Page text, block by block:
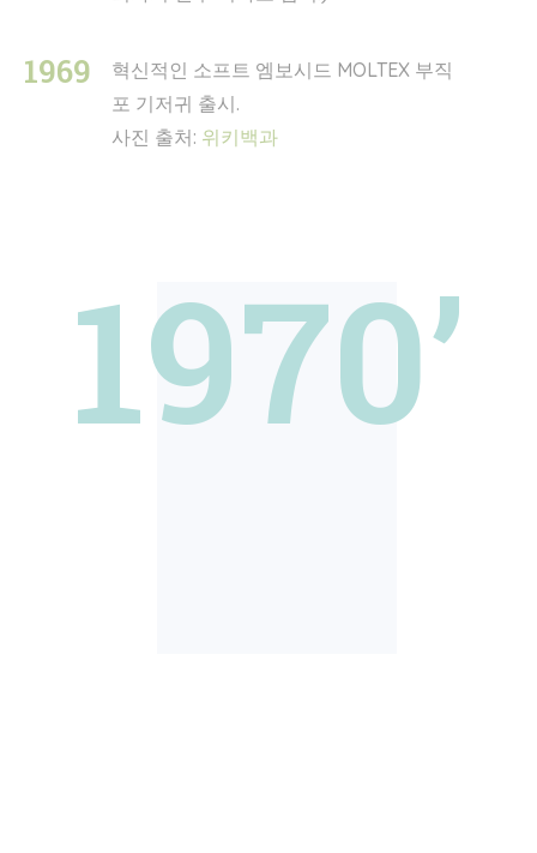
1969
혁신적인 소프트 엠보시드 MOLTEX 부직
포 기저귀 출시.
사진 출처: 위키백과
1970’